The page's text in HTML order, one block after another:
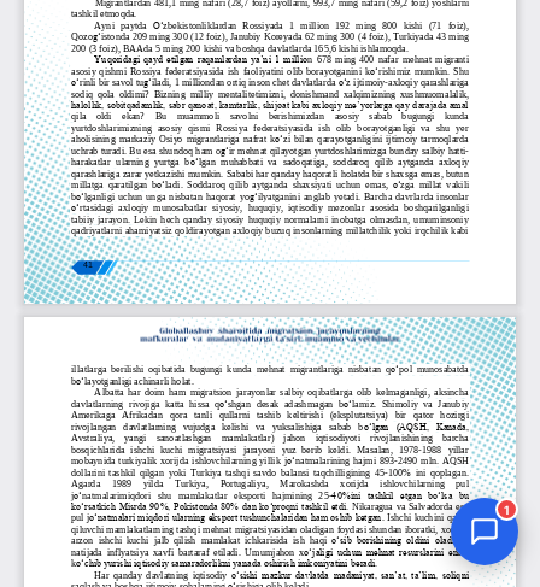
1
Jurnal Yordamchisi
Onlayn